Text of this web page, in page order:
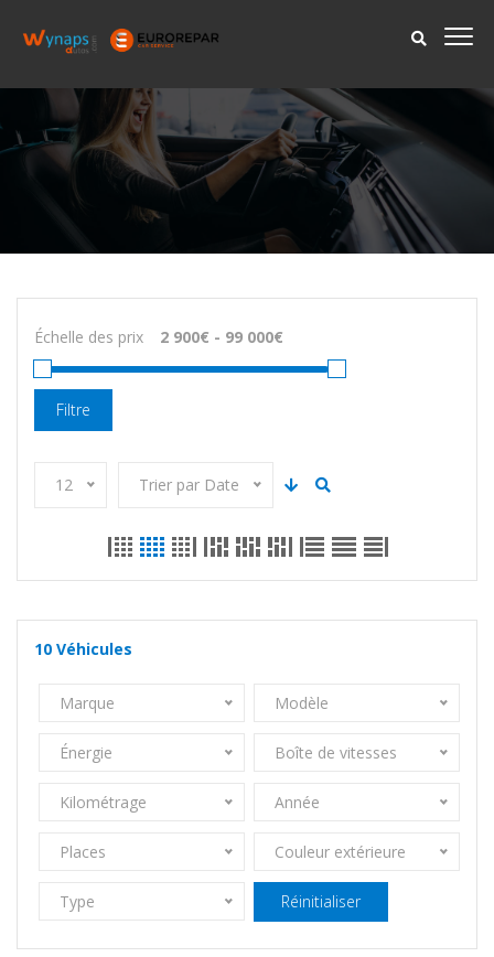
Échelle des prix
Filtre
12 Trier par Date
10 Véhicules
Marque Modèle
Énergie Boîte de vitesses
Kilométrage Année
Places Couleur extérieure
Type Réinitialiser